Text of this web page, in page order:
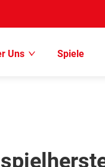
Uns Spiele